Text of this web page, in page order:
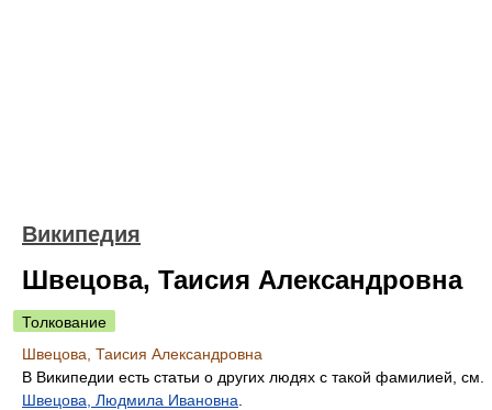
Википедия
Швецова, Таисия Александровна
Толкование
Швецова, Таисия Александровна
В Википедии есть статьи о других людях с такой фамилией, см.
Швецова, Людмила Ивановна